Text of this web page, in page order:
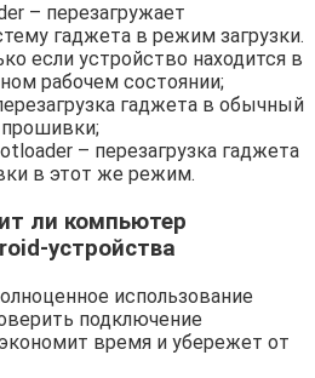
– перезагружает
гаджета в режим загрузки.
если устройство находится в
рабочем состоянии;
гаджета в обычный
– перезагрузка гаджета
в этот же режим.
ли компьютер
устройства
использование
подключение
время и убережет от